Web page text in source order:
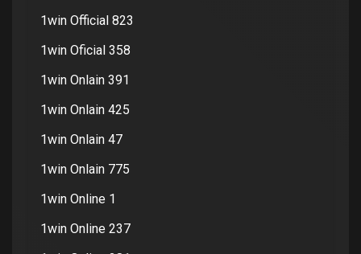
1win Official 823
1win Oficial 358
1win Onlain 391
1win Onlain 425
1win Onlain 47
1win Onlain 775
1win Online 1
1win Online 237